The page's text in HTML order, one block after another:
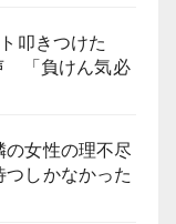
叩きつけた
「負けん気必
女性の理不尽
しかなかった